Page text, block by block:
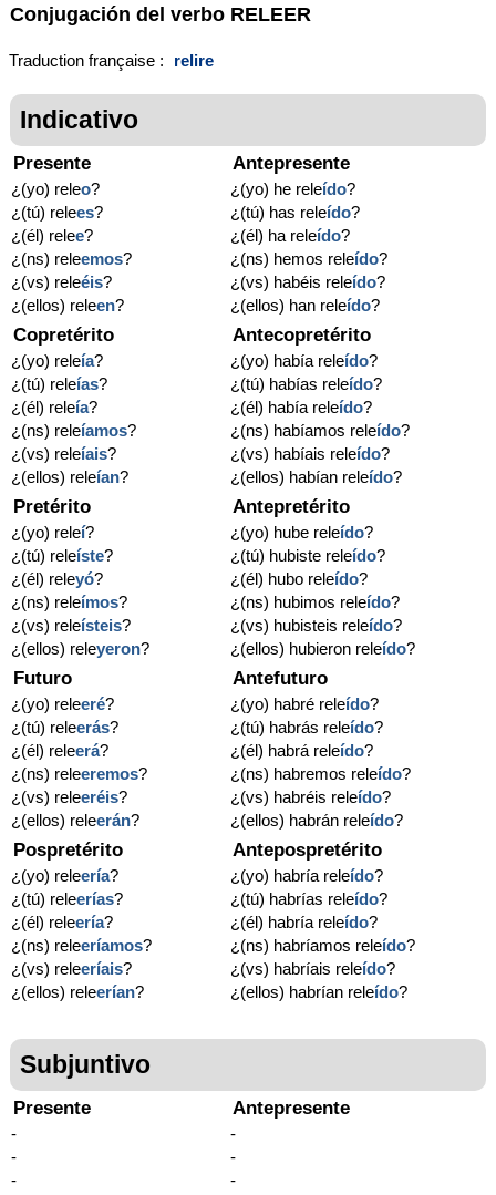
Conjugación del verbo RELEER
Traduction française : relire
Indicativo
Presente
¿(yo) releo?
¿(tú) relees?
¿(él) relee?
¿(ns) releemos?
¿(vs) releéis?
¿(ellos) releen?
Antepresente
¿(yo) he releído?
¿(tú) has releído?
¿(él) ha releído?
¿(ns) hemos releído?
¿(vs) habéis releído?
¿(ellos) han releído?
Copretérito
¿(yo) releía?
¿(tú) releías?
¿(él) releía?
¿(ns) releíamos?
¿(vs) releíais?
¿(ellos) releían?
Antecopretérito
¿(yo) había releído?
¿(tú) habías releído?
¿(él) había releído?
¿(ns) habíamos releído?
¿(vs) habíais releído?
¿(ellos) habían releído?
Pretérito
¿(yo) releí?
¿(tú) releíste?
¿(él) releyó?
¿(ns) releímos?
¿(vs) releísteis?
¿(ellos) releyeron?
Antepretérito
¿(yo) hube releído?
¿(tú) hubiste releído?
¿(él) hubo releído?
¿(ns) hubimos releído?
¿(vs) hubisteis releído?
¿(ellos) hubieron releído?
Futuro
¿(yo) releeré?
¿(tú) releerás?
¿(él) releerá?
¿(ns) releeremos?
¿(vs) releeréis?
¿(ellos) releerán?
Antefuturo
¿(yo) habré releído?
¿(tú) habrás releído?
¿(él) habrá releído?
¿(ns) habremos releído?
¿(vs) habréis releído?
¿(ellos) habrán releído?
Pospretérito
¿(yo) releería?
¿(tú) releerías?
¿(él) releería?
¿(ns) releeríamos?
¿(vs) releeríais?
¿(ellos) releerían?
Antepospretérito
¿(yo) habría releído?
¿(tú) habrías releído?
¿(él) habría releído?
¿(ns) habríamos releído?
¿(vs) habríais releído?
¿(ellos) habrían releído?
Subjuntivo
Presente
-
-
-
Antepresente
-
-
-